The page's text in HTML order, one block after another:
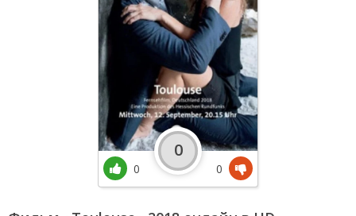
0
0
0